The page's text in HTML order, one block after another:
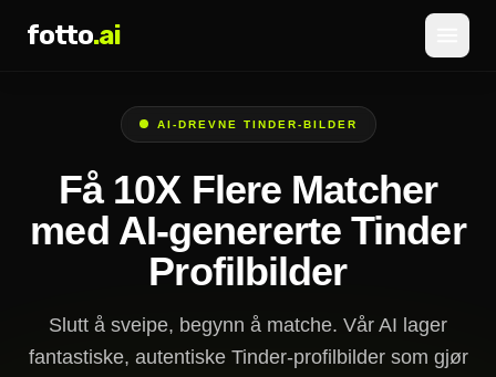
fotto.ai
Priser
AI-DREVNE TINDER-BILDER
Få 10X Flere Matcher
med AI-genererte Tinder
Profilbilder
Slutt å sveipe, begynn å matche. Vår AI lager
fantastiske, autentiske Tinder-profilbilder som gjør